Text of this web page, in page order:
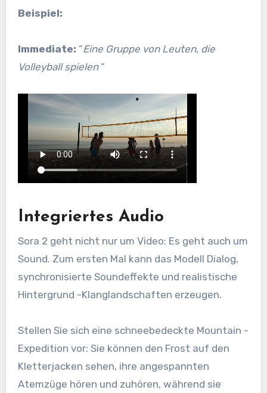
Beispiel:
Immediate: “Eine Gruppe von Leuten, die
Volleyball spielen“
Integriertes Audio
Sora 2 geht nicht nur um Video: Es geht auch um
Sound. Zum ersten Mal kann das Modell Dialog,
synchronisierte Soundeffekte und realistische
Hintergrund -Klanglandschaften erzeugen.
Stellen Sie sich eine schneebedeckte Mountain -
Expedition vor: Sie können den Frost auf den
Kletterjacken sehen, ihre angespannten
Atemzüge hören und zuhören, während sie